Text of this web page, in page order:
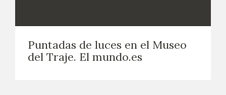
Puntadas de luces en el Museo
del Traje. El mundo.es